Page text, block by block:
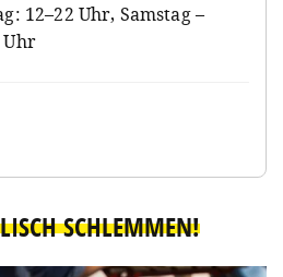
12–22 Uhr, Samstag –
Uhr
SCHLEMMEN!